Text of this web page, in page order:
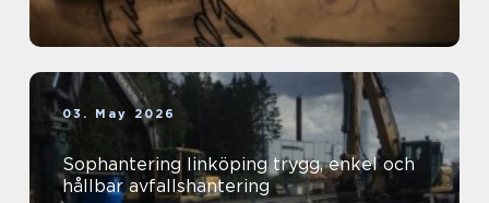
03. May 2026
Sophantering linköping trygg, enkel och
hållbar avfallshantering